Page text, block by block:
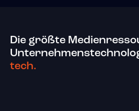
Die größte
tech.